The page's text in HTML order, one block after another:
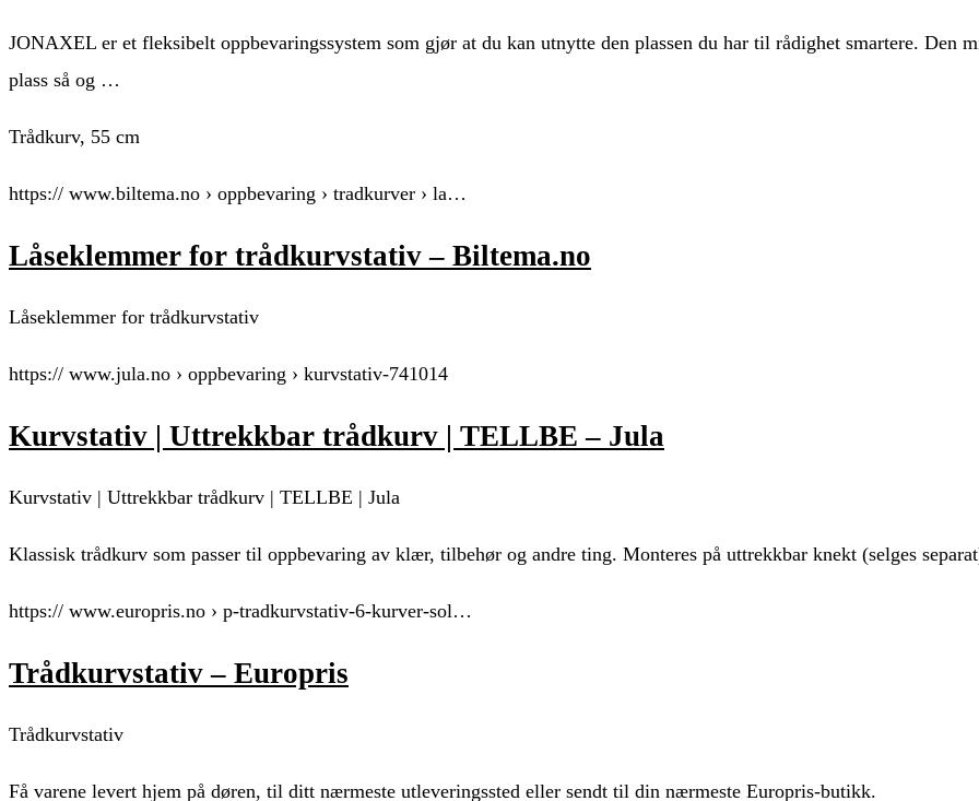
JONAXEL er et fleksibelt oppbevaringssystem som gjør at du kan utnytte den plassen du har til rådighet smartere. Den
plass så og …
Trådkurv, 55 cm
https:// www.biltema.no › oppbevaring › tradkurver › la…
Låseklemmer for trådkurvstativ – Biltema.no
Låseklemmer for trådkurvstativ
https:// www.jula.no › oppbevaring › kurvstativ-741014
Kurvstativ | Uttrekkbar trådkurv | TELLBE – Jula
Kurvstativ | Uttrekkbar trådkurv | TELLBE | Jula
Klassisk trådkurv som passer til oppbevaring av klær, tilbehør og andre ting. Monteres på uttrekkbar knekt (selges
https:// www.europris.no › p-tradkurvstativ-6-kurver-sol…
Trådkurvstativ – Europris
Trådkurvstativ
Få varene levert hjem på døren, til ditt nærmeste utleveringssted eller sendt til din nærmeste Europris-butikk.